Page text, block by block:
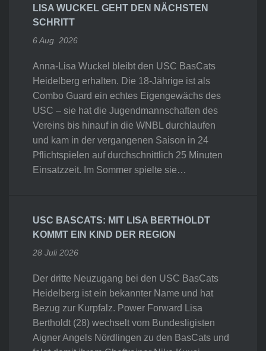
LISA WUCKEL GEHT DEN NÄCHSTEN
SCHRITT
6 Aug. 2026
Anna-Lisa Wuckel bleibt den USC BasCats
Heidelberg erhalten. Die 18-Jährige ist als
Combo Guard ein echtes Eigengewächs des
USC – sie hat die Jugendmannschaften des
Vereins bis hinauf in die WNBL durchlaufen
und kam in der vergangenen Saison in 24
Pflichtspielen auf durchschnittlich 25 Minuten
Einsatzzeit. Im Sommer spielte sie…
USC BASCATS: MIT LISA BERTHOLDT
KOMMT EIN KIND DER REGION
28 Juli 2026
Der dritte Neuzugang bei den USC BasCats
Heidelberg ist ein bekannter Name und hat
Bezug zur Kurpfalz. Power Forward Lisa
Bertholdt (28) wechselt vom Bundesligisten
Aigner Angels Nördlingen zu den BasCats und